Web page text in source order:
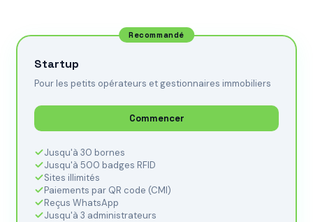
Recommandé
Startup
Pour les petits opérateurs et gestionnaires immobiliers
Commencer
Jusqu'à 30 bornes
Jusqu'à 500 badges RFID
Sites illimités
Paiements par QR code (CMI)
Reçus WhatsApp
Jusqu'à 3 administrateurs